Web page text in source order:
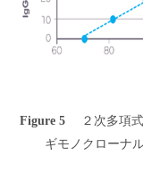
Figure 5
２次多項式
ギモノクローナ